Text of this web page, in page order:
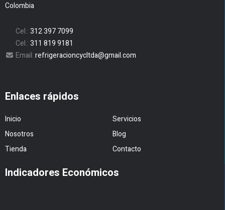
Colombia
Cel.:312 397 7099
Cel.:311 819 9181
Email:refrigeracioncycltda@gmail.com
Enlaces rápidos
Inicio
Servicios
Nosotros
Blog
Tienda
Contacto
Indicadores Económicos